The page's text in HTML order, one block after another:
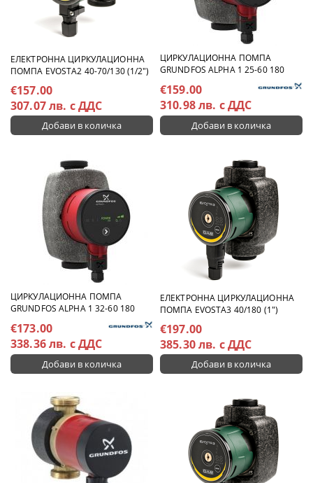
ЕЛЕКТРОННА ЦИРКУЛАЦИОННА
ПОМПА EVOSTA2 40-70/130 (1/2")
€157.00
307.07 лв. с ДДС
ЦИРКУЛАЦИОННА ПОМПА
GRUNDFOS ALPHA 1 25-60 180
€159.00
310.98 лв. с ДДС
ЦИРКУЛАЦИОННА ПОМПА
GRUNDFOS ALPHA 1 32-60 180
€173.00
338.36 лв. с ДДС
ЕЛЕКТРОННА ЦИРКУЛАЦИОННА
ПОМПА EVOSTA3 40/180 (1")
€197.00
385.30 лв. с ДДС